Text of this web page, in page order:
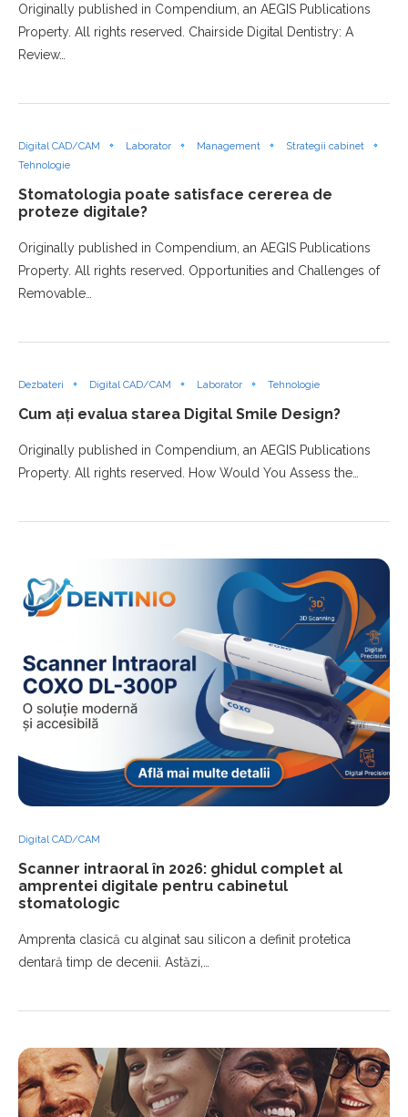
Originally published in Compendium, an AEGIS Publications
Property. All rights reserved. Chairside Digital Dentistry: A
Review…
Digital CAD/CAM Laborator Management
Strategii cabinet
Tehnologie
Stomatologia poate satisface cererea de
proteze digitale?
Originally published in Compendium, an AEGIS Publications
Property. All rights reserved. Opportunities and Challenges of
Removable…
Dezbateri Digital CAD/CAM Laborator Tehnologie
Cum ați evalua starea Digital Smile Design?
Originally published in Compendium, an AEGIS Publications
Property. All rights reserved. How Would You Assess the…
Digital CAD/CAM
Scanner intraoral în 2026: ghidul complet al
amprentei digitale pentru cabinetul
stomatologic
Amprenta clasică cu alginat sau silicon a definit protetica
dentară timp de decenii. Astăzi,…